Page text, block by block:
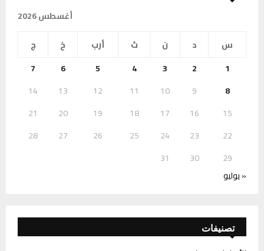
أغسطس 2026
س
د ن ث أرب خ
ج
1
2
3
4
5
6
7
8
9
10
11
12
13
14
15
16
17
18
19
20
21
22
23
24
25
26
27
28
29
30
31
« يوليو
تصنيفات